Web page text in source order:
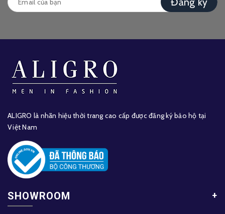
ALIGRO là nhãn hiệu thời trang cao cấp được đăng ký bảo hộ tại
Việt Nam
SHOWROOM